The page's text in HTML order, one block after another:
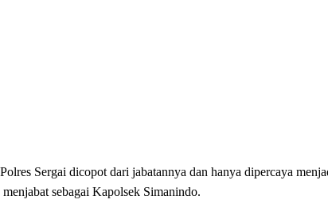
Sergai dicopot dari jabatannya dan hanya dipercaya
sebagai Kapolsek Simanindo.